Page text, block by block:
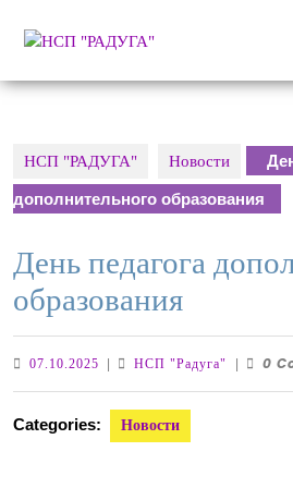
НСП "РАДУГА" Новости
дополнительного образования
День педагога
образования
07.10.2025 07.10.2025НСП "Радуга" НСП
0
Categories: Новости